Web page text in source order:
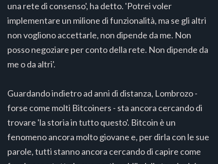
una rete di consenso', ha detto. 'Potrei voler
implementare un milione di funzionalità, ma se gli altri
non vogliono accettarle, non dipende da me. Non
posso negoziare per conto della rete. Non dipende da
me o da altri'.
Guardando indietro ad anni di distanza, Lombrozo -
forse come molti Bitcoiners - sta ancora cercando di
trovare 'la storia in tutto questo'. Bitcoin è un
fenomeno ancora molto giovane e, per dirla con le sue
parole, tutti stanno ancora cercando di capire come